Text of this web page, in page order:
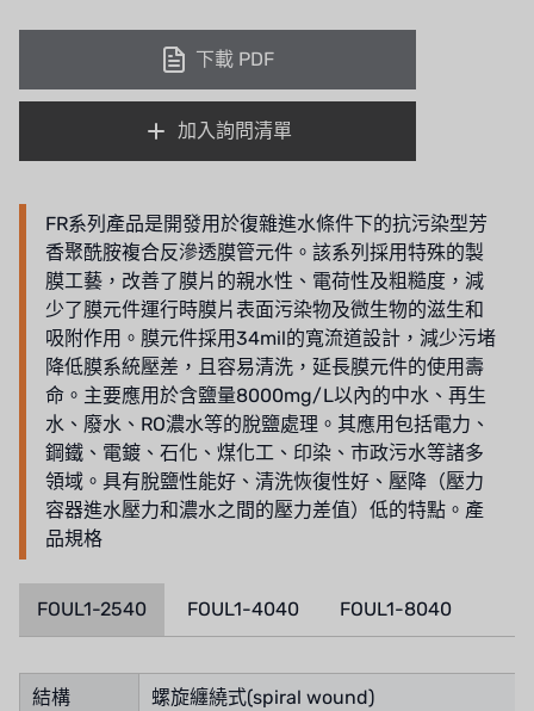
下載 PDF
加入詢問清單
FR系列產品是開發用於復雜進水條件下的抗污染型芳
香聚酰胺複合反滲透膜管元件。該系列採用特殊的製
膜工藝，改善了膜片的親水性、電荷性及粗糙度，減
少了膜元件運行時膜片表面污染物及微生物的滋生和
吸附作用。膜元件採用34mil的寬流道設計，減少污堵
降低膜系統壓差，且容易清洗，延長膜元件的使用壽
命。主要應用於含鹽量8000mg/L以內的中水、再生
水、廢水、RO濃水等的脫鹽處理。其應用包括電力、
鋼鐵、電鍍、石化、煤化工、印染、市政污水等諸多
領域。具有脫鹽性能好、清洗恢復性好、壓降（壓力
容器進水壓力和濃水之間的壓力差值）低的特點。產
品規格
FOUL1-2540 FOUL1-4040 FOUL1-8040
結構 螺旋纏繞式(spiral wound)